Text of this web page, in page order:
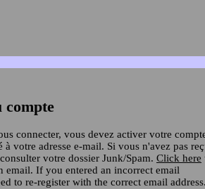
compte
connecter, vous devez activer votre
à votre adresse e-mail. Si vous n'avez pas
votre dossier Junk/Spam. Click here
email. If you entered an incorrect email
to re-register with the correct email